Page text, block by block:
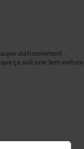
stationnement .
ça soit une 3em voiture